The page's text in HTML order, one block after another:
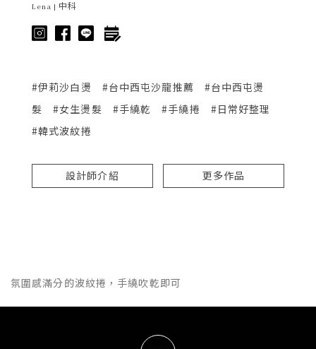
Lena | 中科
#伊莉沙白燙 #台中西屯沙龍推薦
#台中西屯燙
髮
#女生燙髮 #手繞乾 #手繞捲
#日常好整理
#韓式波紋捲
設計師介紹 更多作品
氛圍感滿分的波紋捲，手繞吹乾即可